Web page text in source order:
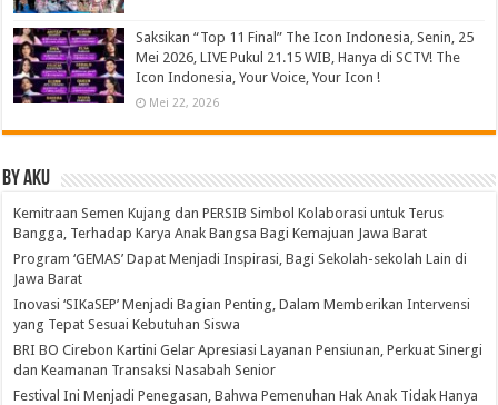
Saksikan “Top 11 Final” The Icon Indonesia, Senin, 25
Mei 2026, LIVE Pukul 21.15 WIB, Hanya di SCTV! The
Icon Indonesia, Your Voice, Your Icon !
Mei 22, 2026
By Aku
Kemitraan Semen Kujang dan PERSIB Simbol Kolaborasi untuk Terus
Bangga, Terhadap Karya Anak Bangsa Bagi Kemajuan Jawa Barat
Program ‘GEMAS’ Dapat Menjadi Inspirasi, Bagi Sekolah-sekolah Lain di
Jawa Barat
Inovasi ‘SIKaSEP’ Menjadi Bagian Penting, Dalam Memberikan Intervensi
yang Tepat Sesuai Kebutuhan Siswa
BRI BO Cirebon Kartini Gelar Apresiasi Layanan Pensiunan, Perkuat Sinergi
dan Keamanan Transaksi Nasabah Senior
Festival Ini Menjadi Penegasan, Bahwa Pemenuhan Hak Anak Tidak Hanya